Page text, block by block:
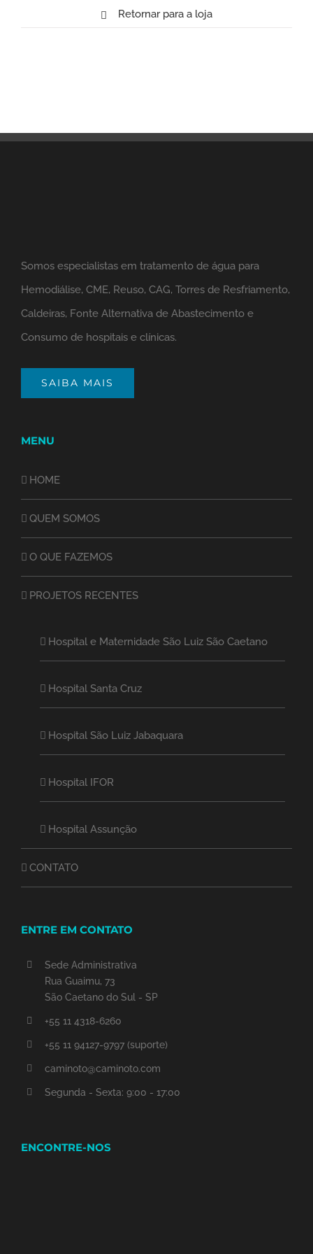
Retornar para a loja
Somos especialistas em tratamento de água para
Hemodiálise, CME, Reuso, CAG, Torres de Resfriamento,
Caldeiras, Fonte Alternativa de Abastecimento e
Consumo de hospitais e clínicas.
SAIBA MAIS
MENU
HOME
QUEM SOMOS
O QUE FAZEMOS
PROJETOS RECENTES
Hospital e Maternidade São Luiz São Caetano
Hospital Santa Cruz
Hospital São Luiz Jabaquara
Hospital IFOR
Hospital Assunção
CONTATO
ENTRE EM CONTATO
Sede Administrativa
Rua Guaimu, 73
São Caetano do Sul - SP
+55 11 4318-6260
+55 11 94127-9797 (suporte)
caminoto@caminoto.com
Segunda - Sexta: 9:00 - 17:00
ENCONTRE-NOS